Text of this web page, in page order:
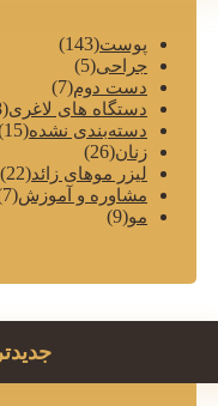
پوست(143)
جراحی(5)
دست دوم(7)
دستگاه های لاغری(28)
دسته‌بندی نشده(15)
زنان(26)
لیزر موهای زائد(22)
مشاوره و آموزش(7)
مو(9)